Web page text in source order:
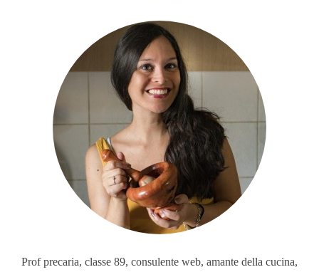
Prof precaria, classe 89, consulente web, amante della cucina,